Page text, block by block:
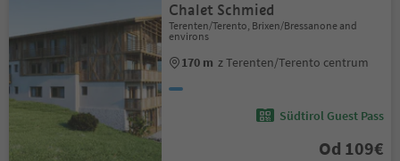
Chalet Schmied
Terenten/Terento, Brixen/Bressanone and
environs
170 m z Terenten/Terento centrum
Südtirol Guest Pass
Od 109€